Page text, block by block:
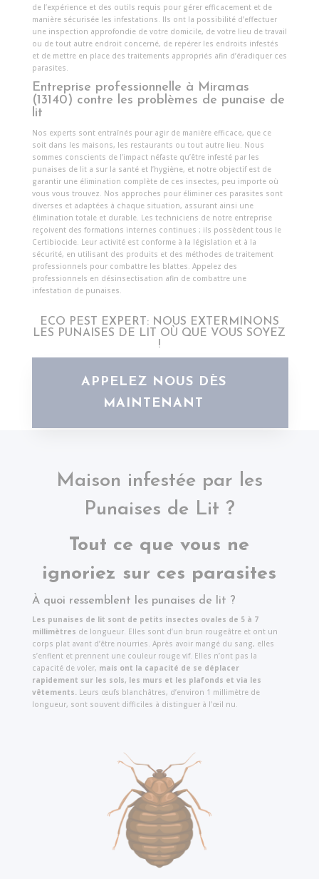
de l’expérience et des outils requis pour gérer efficacement et de
manière sécurisée les infestations. Ils ont la possibilité d’effectuer
une inspection approfondie de votre domicile, de votre lieu de travail
ou de tout autre endroit concerné, de repérer les endroits infestés
et de mettre en place des traitements appropriés afin d’éradiquer ces
parasites.
Entreprise professionnelle à Miramas
(13140) contre les problèmes de punaise de
lit
Nos experts sont entraînés pour agir de manière efficace, que ce
soit dans les maisons, les restaurants ou tout autre lieu. Nous
sommes conscients de l’impact néfaste qu’être infesté par les
punaises de lit a sur la santé et l’hygiène, et notre objectif est de
garantir une élimination complète de ces insectes, peu importe où
vous vous trouvez. Nos approches pour éliminer ces parasites sont
diverses et adaptées à chaque situation, assurant ainsi une
élimination totale et durable. Les techniciens de notre entreprise
reçoivent des formations internes continues ; ils possèdent tous le
Certibiocide. Leur activité est conforme à la législation et à la
sécurité, en utilisant des produits et des méthodes de traitement
professionnels pour combattre les blattes. Appelez des
professionnels en désinsectisation afin de combattre une
infestation de punaises.
ECO PEST EXPERT: NOUS EXTERMINONS
LES PUNAISES DE LIT OÙ QUE VOUS SOYEZ
!
APPELEZ NOUS DÈS
MAINTENANT
Maison infestée par les
Punaises de Lit ?
Tout ce que vous ne
ignoriez sur ces parasites
À quoi ressemblent les punaises de lit ?
Les punaises de lit sont de petits insectes ovales de 5 à 7
millimètres de longueur. Elles sont d’un brun rougeâtre et ont un
corps plat avant d’être nourries. Après avoir mangé du sang, elles
s’enflent et prennent une couleur rouge vif. Elles n’ont pas la
capacité de voler, mais ont la capacité de se déplacer
rapidement sur les sols, les murs et les plafonds et via les
vêtements.Leurs œufs blanchâtres, d’environ 1 millimètre de
longueur, sont souvent difficiles à distinguer à l’œil nu.